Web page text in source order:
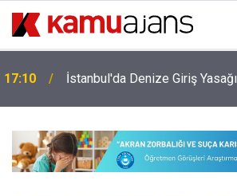
17:10 İstanbul'da Denize Giriş Yasağı